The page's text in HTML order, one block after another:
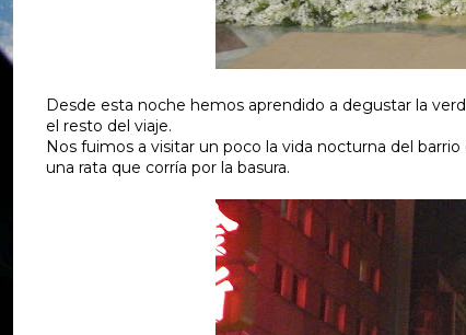
Desde esta noche hemos aprendido a degustar la
el resto del viaje.
Nos fuimos a visitar un poco la vida nocturna del
una rata que corría por la basura.